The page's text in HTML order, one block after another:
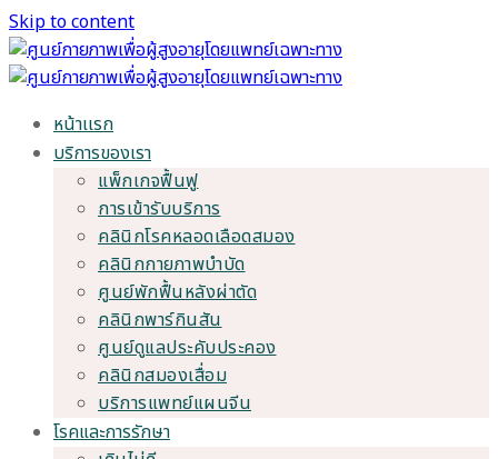
Skip to content
หน้าเเรก
บริการของเรา
แพ็กเกจฟื้นฟู
การเข้ารับบริการ
คลินิกโรคหลอดเลือดสมอง
คลินิกกายภาพบำบัด
ศูนย์พักฟื้นหลังผ่าตัด
คลินิกพาร์กินสัน
ศูนย์ดูแลประคับประคอง
คลินิกสมองเสื่อม
บริการแพทย์แผนจีน
โรคและการรักษา